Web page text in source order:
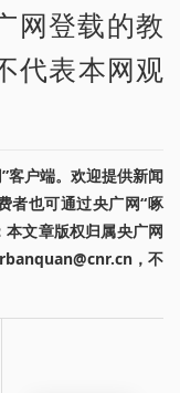
网登载的教
代表本网观
客户端。欢迎提供新闻
者也可通过央广网“啄
文章版权归属央广网
，不